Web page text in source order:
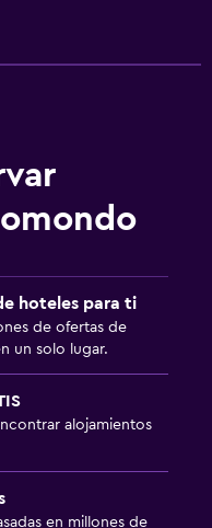
hoteles para ti
de ofertas de
un solo lugar.
alojamientos
en millones de